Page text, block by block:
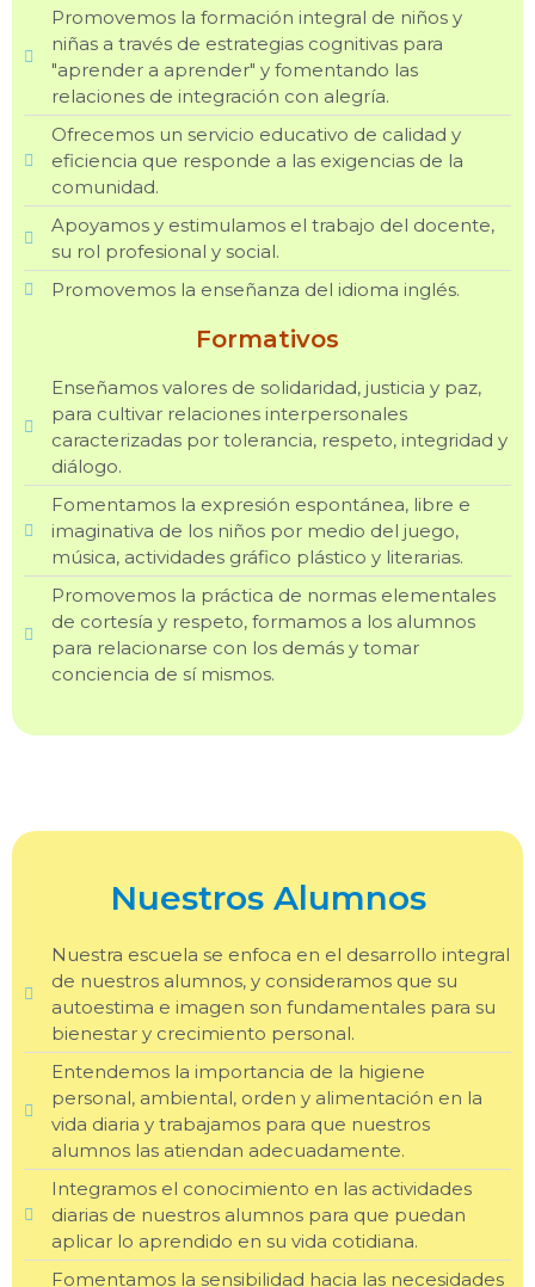
Promovemos la formación integral de niños y
niñas a través de estrategias cognitivas para
"aprender a aprender" y fomentando las
relaciones de integración con alegría.
Ofrecemos un servicio educativo de calidad y
eficiencia que responde a las exigencias de la
comunidad.
Apoyamos y estimulamos el trabajo del docente,
su rol profesional y social.
Promovemos la enseñanza del idioma inglés.
Formativos
Enseñamos valores de solidaridad, justicia y paz,
para cultivar relaciones interpersonales
caracterizadas por tolerancia, respeto, integridad y
diálogo.
Fomentamos la expresión espontánea, libre e
imaginativa de los niños por medio del juego,
música, actividades gráfico plástico y literarias.
Promovemos la práctica de normas elementales
de cortesía y respeto, formamos a los alumnos
para relacionarse con los demás y tomar
conciencia de sí mismos.
Nuestros Alumnos
Nuestra escuela se enfoca en el desarrollo integral
de nuestros alumnos, y consideramos que su
autoestima e imagen son fundamentales para su
bienestar y crecimiento personal.
Entendemos la importancia de la higiene
personal, ambiental, orden y alimentación en la
vida diaria y trabajamos para que nuestros
alumnos las atiendan adecuadamente.
Integramos el conocimiento en las actividades
diarias de nuestros alumnos para que puedan
aplicar lo aprendido en su vida cotidiana.
Fomentamos la sensibilidad hacia las necesidades